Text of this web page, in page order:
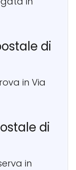
di
in Via
di
in